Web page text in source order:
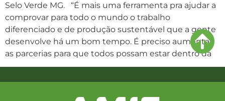
Selo Verde MG. “É mais uma ferramenta pra ajudar a
comprovar para todo o mundo o trabalho
diferenciado e de produção sustentável que a gente
desenvolve há um bom tempo. É preciso aumentar
as parcerias para que todos possam estar dentro da